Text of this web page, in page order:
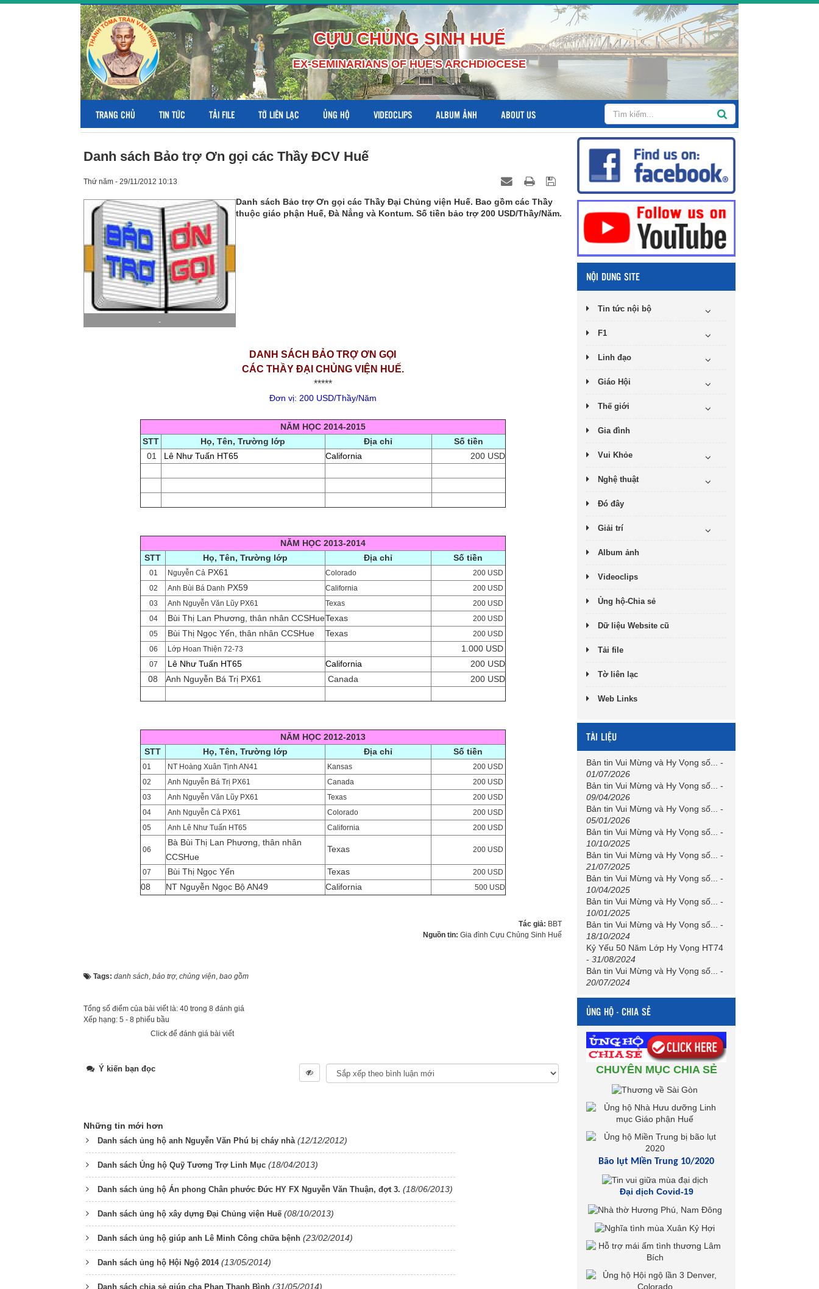
CỰU CHỦNG SINH HUẾ
EX-SEMINARIANS OF HUE'S ARCHDIOCESE
TRANG CHỦ TIN TỨC TẢI FILE TỜ LIÊN LẠC ỦNG HỘ VIDEOCLIPS ALBUM ẢNH ABOUT US
Danh sách Bảo trợ Ơn gọi các Thầy ĐCV Huế
Thứ năm - 29/11/2012 10:13
-
Danh sách Bảo trợ Ơn gọi các Thầy Đại Chủng viện Huế. Bao gồm các Thầy
thuộc giáo phận Huế, Đà Nẳng và Kontum. Số tiền bảo trợ 200 USD/Thầy/Năm.
DANH SÁCH BẢO TRỢ ƠN GỌI
CÁC THẦY ĐẠI CHỦNG VIỆN HUẾ.
*****
Đơn vị: 200 USD/Thầy/Năm
NĂM HỌC 2014-2015
STT
Họ, Tên, Trường lớp Địa chỉ
Số tiền
01
Lê Như Tuấn HT65 California 200 USD
NĂM HỌC 2013-2014
STT
Họ, Tên, Trường lớp Địa chỉ Số tiền
01 Nguyễn Cả PX61 Colorado
200 USD
02
Anh Bùi Bá Danh PX59 California
200 USD
03
Anh Nguyễn Văn Lũy PX61 Texas
200 USD
04
Bùi Thị Lan Phương, thân nhân CCSHueTexas
200 USD
05
Bùi Thị Ngọc Yến, thân nhân CCSHue Texas
200 USD
06
Lớp Hoan Thiện 72-73 1.000 USD
07 Lê Như Tuấn HT65 California
200 USD
08
Anh Nguyễn Bá Trị PX61 Canada 200 USD
NĂM HỌC 2012-2013
STT
Họ, Tên, Trường lớp Địa chỉ Số tiền
01 NT Hoàng Xuân Tịnh AN41 Kansas
200 USD
02
Anh Nguyễn Bá Trị PX61 Canada
200 USD
03
Anh Nguyễn Văn Lũy PX61 Texas
200 USD
04
Anh Nguyễn Cả PX61 Colorado
200 USD
05
Anh Lê Như Tuấn HT65 California 200 USD
06
Bà Bùi Thị Lan Phương, thân nhân
CCSHue
Texas 200 USD
07 Bùi Thị Ngọc Yến Texas 200 USD
08 NT Nguyễn Ngọc Bộ AN49 California 500 USD
Tác giả: BBT
Nguồn tin: Gia đình Cựu Chủng Sinh Huế
Tags: danh sách, bảo trợ, chủng viện, bao gồm
Tổng số điểm của bài viết là: 40 trong 8 đánh giá
Xếp hạng: 5 - 8 phiếu bầu
Click để đánh giá bài viết
Ý kiến bạn đọc
Những tin mới hơn
Danh sách ủng hộ anh Nguyễn Văn Phú bị cháy nhà (12/12/2012)
Danh sách Ủng hộ Quỹ Tương Trợ Linh Mục (18/04/2013)
Danh sách ủng hộ Án phong Chân phước Đức HY FX Nguyễn Văn Thuận, đợt 3. (18/06/2013)
Danh sách ủng hộ xây dựng Đại Chủng viện Huế (08/10/2013)
Danh sách ủng hộ giúp anh Lê Minh Công chữa bệnh (23/02/2014)
Danh sách ủng hộ Hội Ngộ 2014 (13/05/2014)
Danh sách chia sẻ giúp cha Phan Thanh Bình (31/05/2014)
NỘI DUNG SITE
Tin tức nội bộ
F1
Linh đạo
Giáo Hội
Thế giới
Gia đình
Vui Khỏe
Nghệ thuật
Đó đây
Giải trí
Album ảnh
Videoclips
Ủng hộ-Chia sẻ
Dữ liệu Website cũ
Tải file
Tờ liên lạc
Web Links
TÀI LIỆU
Bản tin Vui Mừng và Hy Vọng số...
-
01/07/2026
Bản tin Vui Mừng và Hy Vọng số...
-
09/04/2026
Bản tin Vui Mừng và Hy Vọng số...
-
05/01/2026
Bản tin Vui Mừng và Hy Vọng số...
-
10/10/2025
Bản tin Vui Mừng và Hy Vọng số...
-
21/07/2025
Bản tin Vui Mừng và Hy Vọng số...
-
10/04/2025
Bản tin Vui Mừng và Hy Vọng số...
-
10/01/2025
Bản tin Vui Mừng và Hy Vọng số...
-
18/10/2024
Kỷ Yếu 50 Năm Lớp Hy Vọng HT74
- 31/08/2024
Bản tin Vui Mừng và Hy Vọng số...
-
20/07/2024
ỦNG HỘ - CHIA SẺ
CHUYÊN MỤC CHIA SẺ
Bão lụt Miền Trung 10/2020
Đại dịch Covid-19